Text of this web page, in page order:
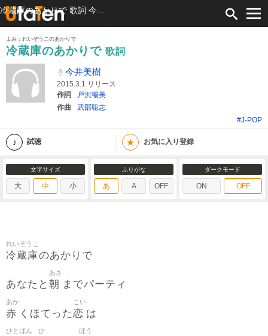
よみ：れいぞうこのあかりで
冷蔵庫のあかりで 歌詞
今井美樹
2015.3.1 リリース
作詞
戸沢暢美
作曲
武部聡志
#J-POP
試聴 ★ お気に入り登録
文字サイズ
大 中 小
ふりがな
あ A OFF
ダークモード
ON OFF
冷蔵庫
れいぞうこ
のあかりで
あなたと 朝
あさ
までパーティ
赤
あか
くほてった恋
こい
は
ひとばん ひ ほう